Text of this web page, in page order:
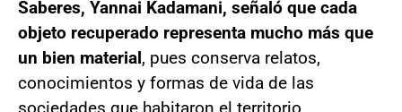
Saberes, Yannai Kadamani, señaló que cada
objeto recuperado representa mucho más que
un bien material, pues conserva relatos,
conocimientos y formas de vida de las
sociedades que habitaron el territorio